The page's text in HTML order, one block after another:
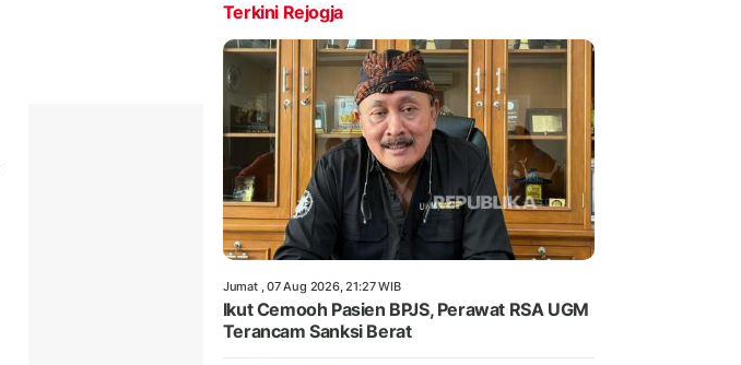
Terkini Rejogja
Jumat , 07 Aug 2026, 21:27 WIB
Ikut Cemooh Pasien BPJS, Perawat RSA UGM
Terancam Sanksi Berat